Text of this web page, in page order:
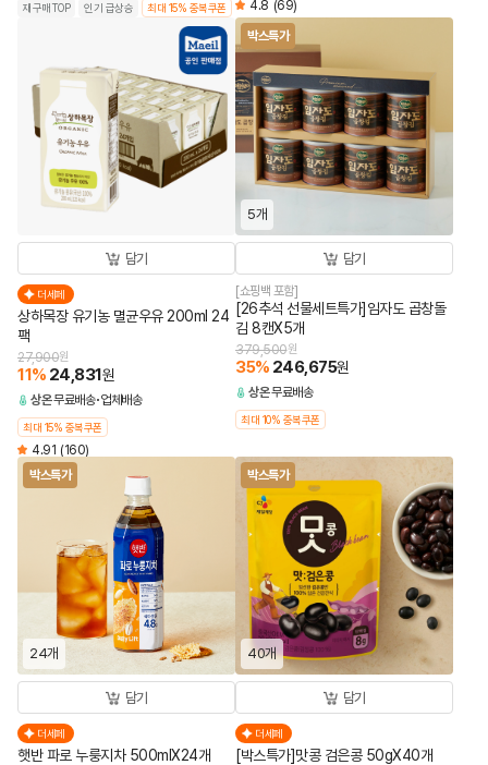
재구매TOP 인기 급상승 최대 15% 중복쿠폰 4.8 (69)
담기
더세페
상하목장 유기농 멸균우유 200ml 24
팩
27,900원
11% 24,831원
상온무료배송 업체배송
최대 15% 중복쿠폰
4.91 (160)
박스특가
5개
담기
[쇼핑백 포함]
[26추석 선물세트특가]임자도 곱창돌
김 8캔X5개
379,500원
35% 246,675원
상온무료배송
최대 10% 중복쿠폰
박스특가
24개
담기
더세페
햇반 파로 누룽지차 500mlX24개
박스특가
40개
담기
더세페
[박스특가]맛콩 검은콩 50gX40개